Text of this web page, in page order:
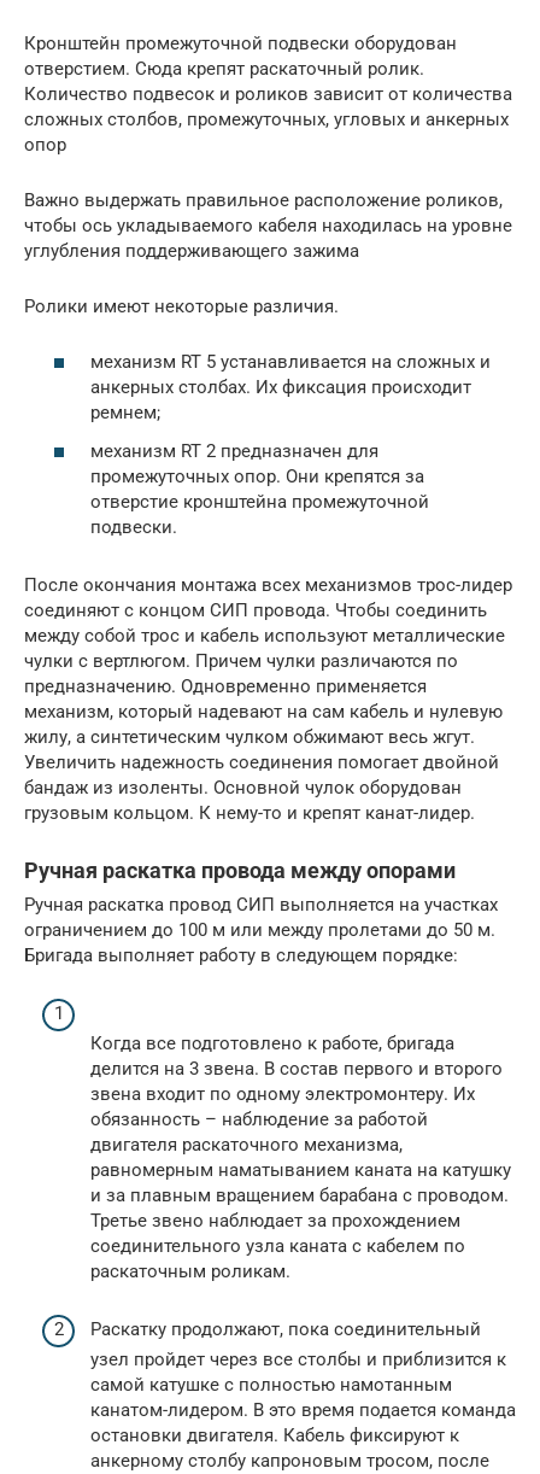
Кронштейн промежуточной подвески оборудован
отверстием. Сюда крепят раскаточный ролик.
Количество подвесок и роликов зависит от количества
сложных столбов, промежуточных, угловых и анкерных
опор
Важно выдержать правильное расположение роликов,
чтобы ось укладываемого кабеля находилась на уровне
углубления поддерживающего зажима
Ролики имеют некоторые различия.
механизм RT 5 устанавливается на сложных и
анкерных столбах. Их фиксация происходит
ремнем;
механизм RT 2 предназначен для
промежуточных опор. Они крепятся за
отверстие кронштейна промежуточной
подвески.
После окончания монтажа всех механизмов трос-лидер
соединяют с концом СИП провода. Чтобы соединить
между собой трос и кабель используют металлические
чулки с вертлюгом. Причем чулки различаются по
предназначению. Одновременно применяется
механизм, который надевают на сам кабель и нулевую
жилу, а синтетическим чулком обжимают весь жгут.
Увеличить надежность соединения помогает двойной
бандаж из изоленты. Основной чулок оборудован
грузовым кольцом. К нему-то и крепят канат-лидер.
Ручная раскатка провода между опорами
Ручная раскатка провод СИП выполняется на участках
ограничением до 100 м или между пролетами до 50 м.
Бригада выполняет работу в следующем порядке:
Когда все подготовлено к работе, бригада
делится на 3 звена. В состав первого и второго
звена входит по одному электромонтеру. Их
обязанность – наблюдение за работой
двигателя раскаточного механизма,
равномерным наматыванием каната на катушку
и за плавным вращением барабана с проводом.
Третье звено наблюдает за прохождением
соединительного узла каната с кабелем по
раскаточным роликам.
Раскатку продолжают, пока соединительный
узел пройдет через все столбы и приблизится к
самой катушке с полностью намотанным
канатом-лидером. В это время подается команда
остановки двигателя. Кабель фиксируют к
анкерному столбу капроновым тросом, после